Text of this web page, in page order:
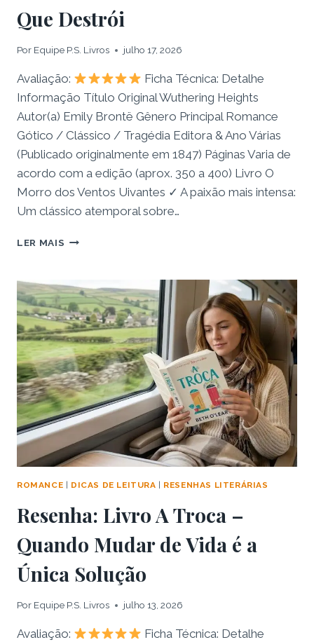
Que Destrói
Por Equipe P.S. Livros julho 17, 2026
Avaliação:
Ficha Técnica: Detalhe
Informação Título Original Wuthering Heights
Autor(a) Emily Brontë Gênero Principal Romance
Gótico / Clássico / Tragédia Editora & Ano Várias
(Publicado originalmente em 1847) Páginas Varia de
acordo com a edição (aprox. 350 a 400) Livro O
Morro dos Ventos Uivantes ✓ A paixão mais intensa:
Um clássico atemporal sobre…
LER MAIS RESENHA:
MORRO
DOS
VENTOS
UIVANTES
–
A
PAIXÃO
QUE
DESTRÓI
ROMANCE | DICAS DE LEITURA | RESENHAS LITERÁRIAS
Resenha: Livro A Troca –
Quando Mudar de Vida é a
Única Solução
Por Equipe P.S. Livros julho 13, 2026
Avaliação:
Ficha Técnica: Detalhe